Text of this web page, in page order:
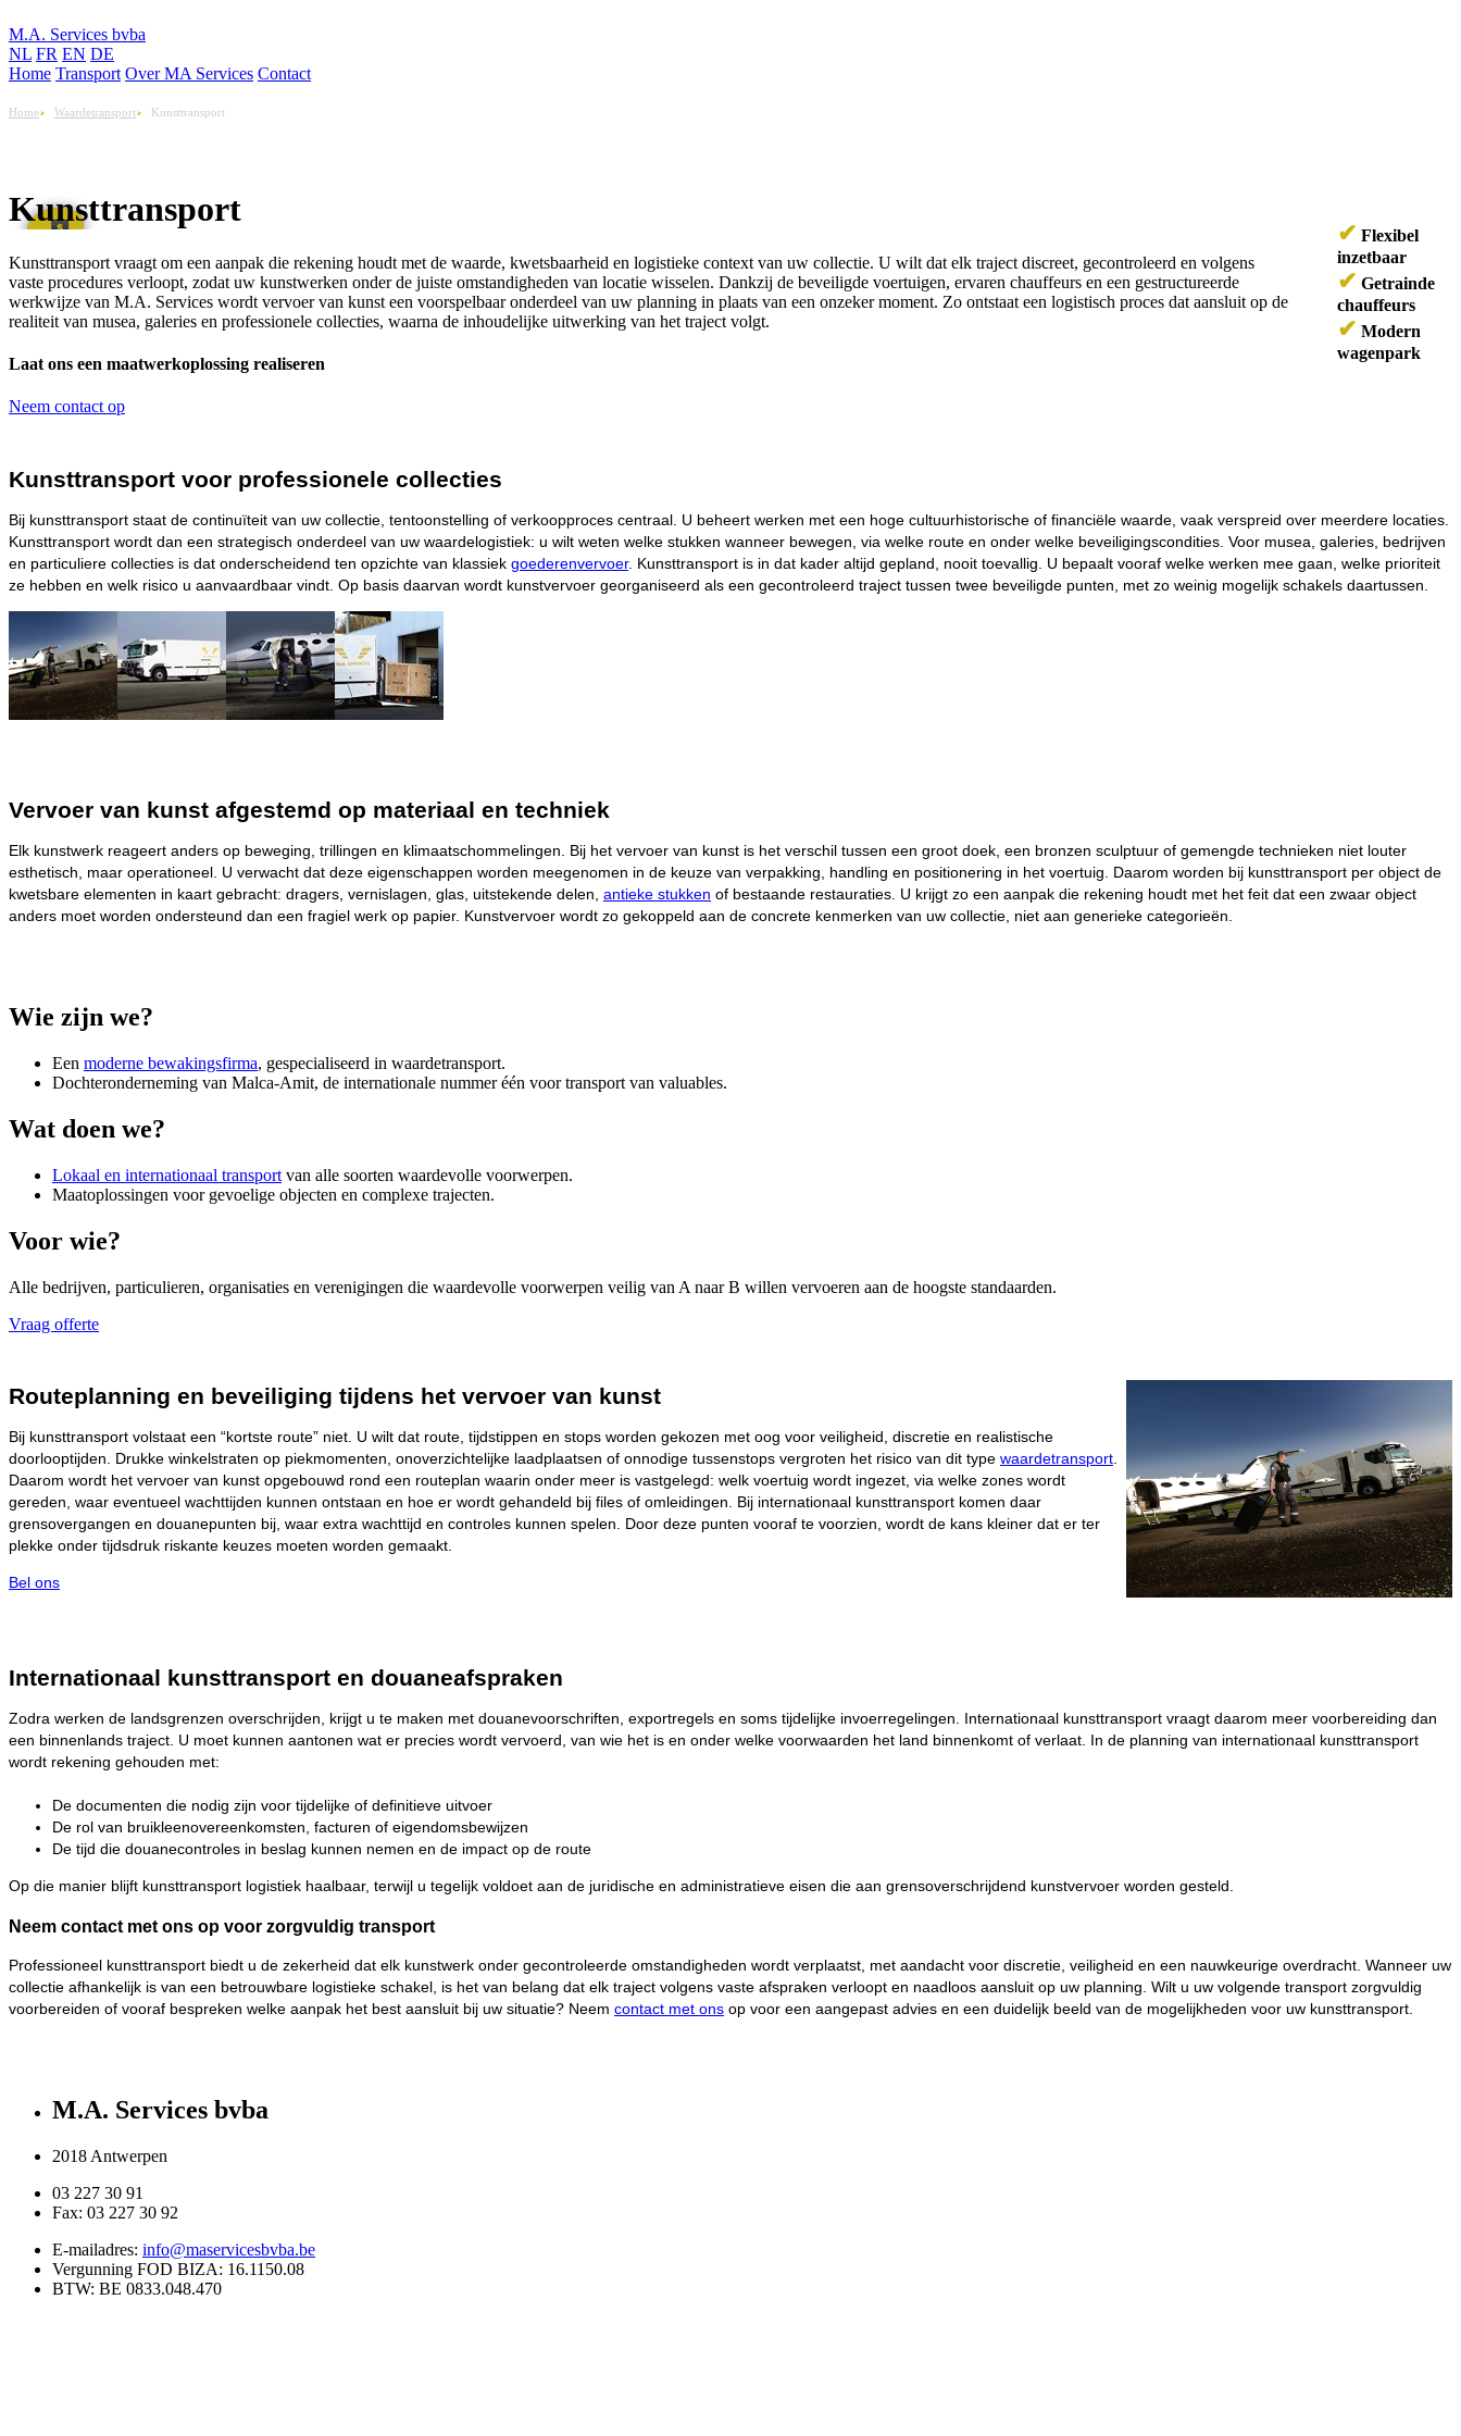
M.A. Services bvba
NL FR EN DE
Home Transport Over MA Services Contact
Home Waardetransport Kunsttransport
Kunsttransport
Kunsttransport vraagt om een aanpak die rekening houdt met de waarde, kwetsbaarheid en logistieke context van uw collectie. U wilt dat elk traject discreet, gecontroleerd en volgens
vaste procedures verloopt, zodat uw kunstwerken onder de juiste omstandigheden van locatie wisselen. Dankzij de beveiligde voertuigen, ervaren chauffeurs en een gestructureerde
werkwijze van M.A. Services wordt vervoer van kunst een voorspelbaar onderdeel van uw planning in plaats van een onzeker moment. Zo ontstaat een logistisch proces dat aansluit op de
realiteit van musea, galeries en professionele collecties, waarna de inhoudelijke uitwerking van het traject volgt.
Laat ons een maatwerkoplossing realiseren
Neem contact op
✔ Flexibel
inzetbaar
✔ Getrainde
chauffeurs
✔ Modern
wagenpark
Kunsttransport voor professionele collecties
Bij kunsttransport staat de continuïteit van uw collectie, tentoonstelling of verkoopproces centraal. U beheert werken met een hoge cultuurhistorische of financiële waarde, vaak verspreid over meerdere locaties.
Kunsttransport wordt dan een strategisch onderdeel van uw waardelogistiek: u wilt weten welke stukken wanneer bewegen, via welke route en onder welke beveiligingscondities. Voor musea, galeries, bedrijven
en particuliere collecties is dat onderscheidend ten opzichte van klassiek goederenvervoer. Kunsttransport is in dat kader altijd gepland, nooit toevallig. U bepaalt vooraf welke werken mee gaan, welke prioriteit
ze hebben en welk risico u aanvaardbaar vindt. Op basis daarvan wordt kunstvervoer georganiseerd als een gecontroleerd traject tussen twee beveiligde punten, met zo weinig mogelijk schakels daartussen.
Vervoer van kunst afgestemd op materiaal en techniek
Elk kunstwerk reageert anders op beweging, trillingen en klimaatschommelingen. Bij het vervoer van kunst is het verschil tussen een groot doek, een bronzen sculptuur of gemengde technieken niet louter
esthetisch, maar operationeel. U verwacht dat deze eigenschappen worden meegenomen in de keuze van verpakking, handling en positionering in het voertuig. Daarom worden bij kunsttransport per object de
kwetsbare elementen in kaart gebracht: dragers, vernislagen, glas, uitstekende delen, antieke stukken of bestaande restauraties. U krijgt zo een aanpak die rekening houdt met het feit dat een zwaar object
anders moet worden ondersteund dan een fragiel werk op papier. Kunstvervoer wordt zo gekoppeld aan de concrete kenmerken van uw collectie, niet aan generieke categorieën.
Wie zijn we?
Een moderne bewakingsfirma, gespecialiseerd in waardetransport.
Dochteronderneming van Malca-Amit, de internationale nummer één voor transport van valuables.
Wat doen we?
Lokaal en internationaal transport van alle soorten waardevolle voorwerpen.
Maatoplossingen voor gevoelige objecten en complexe trajecten.
Voor wie?
Alle bedrijven, particulieren, organisaties en verenigingen die waardevolle voorwerpen veilig van A naar B willen vervoeren aan de hoogste standaarden.
Vraag offerte
Routeplanning en beveiliging tijdens het vervoer van kunst
Bij kunsttransport volstaat een “kortste route” niet. U wilt dat route, tijdstippen en stops worden gekozen met oog voor veiligheid, discretie en realistische
doorlooptijden. Drukke winkelstraten op piekmomenten, onoverzichtelijke laadplaatsen of onnodige tussenstops vergroten het risico van dit type waardetransport.
Daarom wordt het vervoer van kunst opgebouwd rond een routeplan waarin onder meer is vastgelegd: welk voertuig wordt ingezet, via welke zones wordt
gereden, waar eventueel wachttijden kunnen ontstaan en hoe er wordt gehandeld bij files of omleidingen. Bij internationaal kunsttransport komen daar
grensovergangen en douanepunten bij, waar extra wachttijd en controles kunnen spelen. Door deze punten vooraf te voorzien, wordt de kans kleiner dat er ter
plekke onder tijdsdruk riskante keuzes moeten worden gemaakt.
Bel ons
Internationaal kunsttransport en douaneafspraken
Zodra werken de landsgrenzen overschrijden, krijgt u te maken met douanevoorschriften, exportregels en soms tijdelijke invoerregelingen. Internationaal kunsttransport vraagt daarom meer voorbereiding dan
een binnenlands traject. U moet kunnen aantonen wat er precies wordt vervoerd, van wie het is en onder welke voorwaarden het land binnenkomt of verlaat. In de planning van internationaal kunsttransport
wordt rekening gehouden met:
De documenten die nodig zijn voor tijdelijke of definitieve uitvoer
De rol van bruikleenovereenkomsten, facturen of eigendomsbewijzen
De tijd die douanecontroles in beslag kunnen nemen en de impact op de route
Op die manier blijft kunsttransport logistiek haalbaar, terwijl u tegelijk voldoet aan de juridische en administratieve eisen die aan grensoverschrijdend kunstvervoer worden gesteld.
Neem contact met ons op voor zorgvuldig transport
Professioneel kunsttransport biedt u de zekerheid dat elk kunstwerk onder gecontroleerde omstandigheden wordt verplaatst, met aandacht voor discretie, veiligheid en een nauwkeurige overdracht. Wanneer uw
collectie afhankelijk is van een betrouwbare logistieke schakel, is het van belang dat elk traject volgens vaste afspraken verloopt en naadloos aansluit op uw planning. Wilt u uw volgende transport zorgvuldig
voorbereiden of vooraf bespreken welke aanpak het best aansluit bij uw situatie? Neem contact met ons op voor een aangepast advies en een duidelijk beeld van de mogelijkheden voor uw kunsttransport.
M.A. Services bvba
2018 Antwerpen
03 227 30 91
Fax: 03 227 30 92
E-mailadres: info@maservicesbvba.be
Vergunning FOD BIZA: 16.1150.08
BTW: BE 0833.048.470